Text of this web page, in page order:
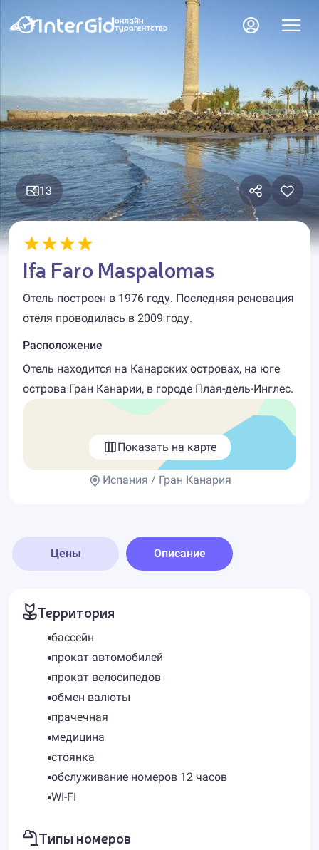
13
Ifa Faro Maspalomas
Отель построен в 1976 году. Последняя реновация
отеля проводилась в 2009 году.
Расположение
Отель находится на Канарских островах, на юге
острова Гран Канарии, в городе Плая-дель-Инглес.
Показать на карте
Испания / Гран Канария
Цены Описание
Территория
бассейн
прокат автомобилей
прокат велосипедов
обмен валюты
прачечная
медицина
стоянка
обслуживание номеров 12 часов
WI-FI
Типы номеров